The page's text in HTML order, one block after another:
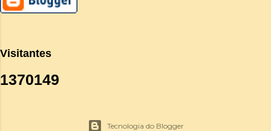
Visitantes
1370149
Tecnologia do Blogger